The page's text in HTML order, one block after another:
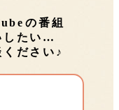
の番組
したい…
ださい♪